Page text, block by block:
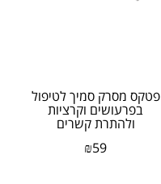
פטקס מסרק סמיך לטיפול
בפרעושים וקרציות
ולהתרת קשרים
₪59